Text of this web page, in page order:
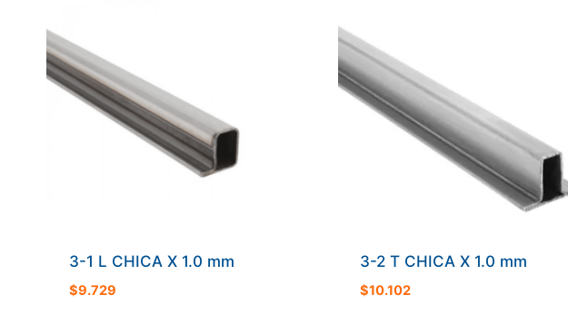
3-1 L CHICA X 1.0 mm
$9.729
3-2 T CHICA X 1.0 mm
$10.102